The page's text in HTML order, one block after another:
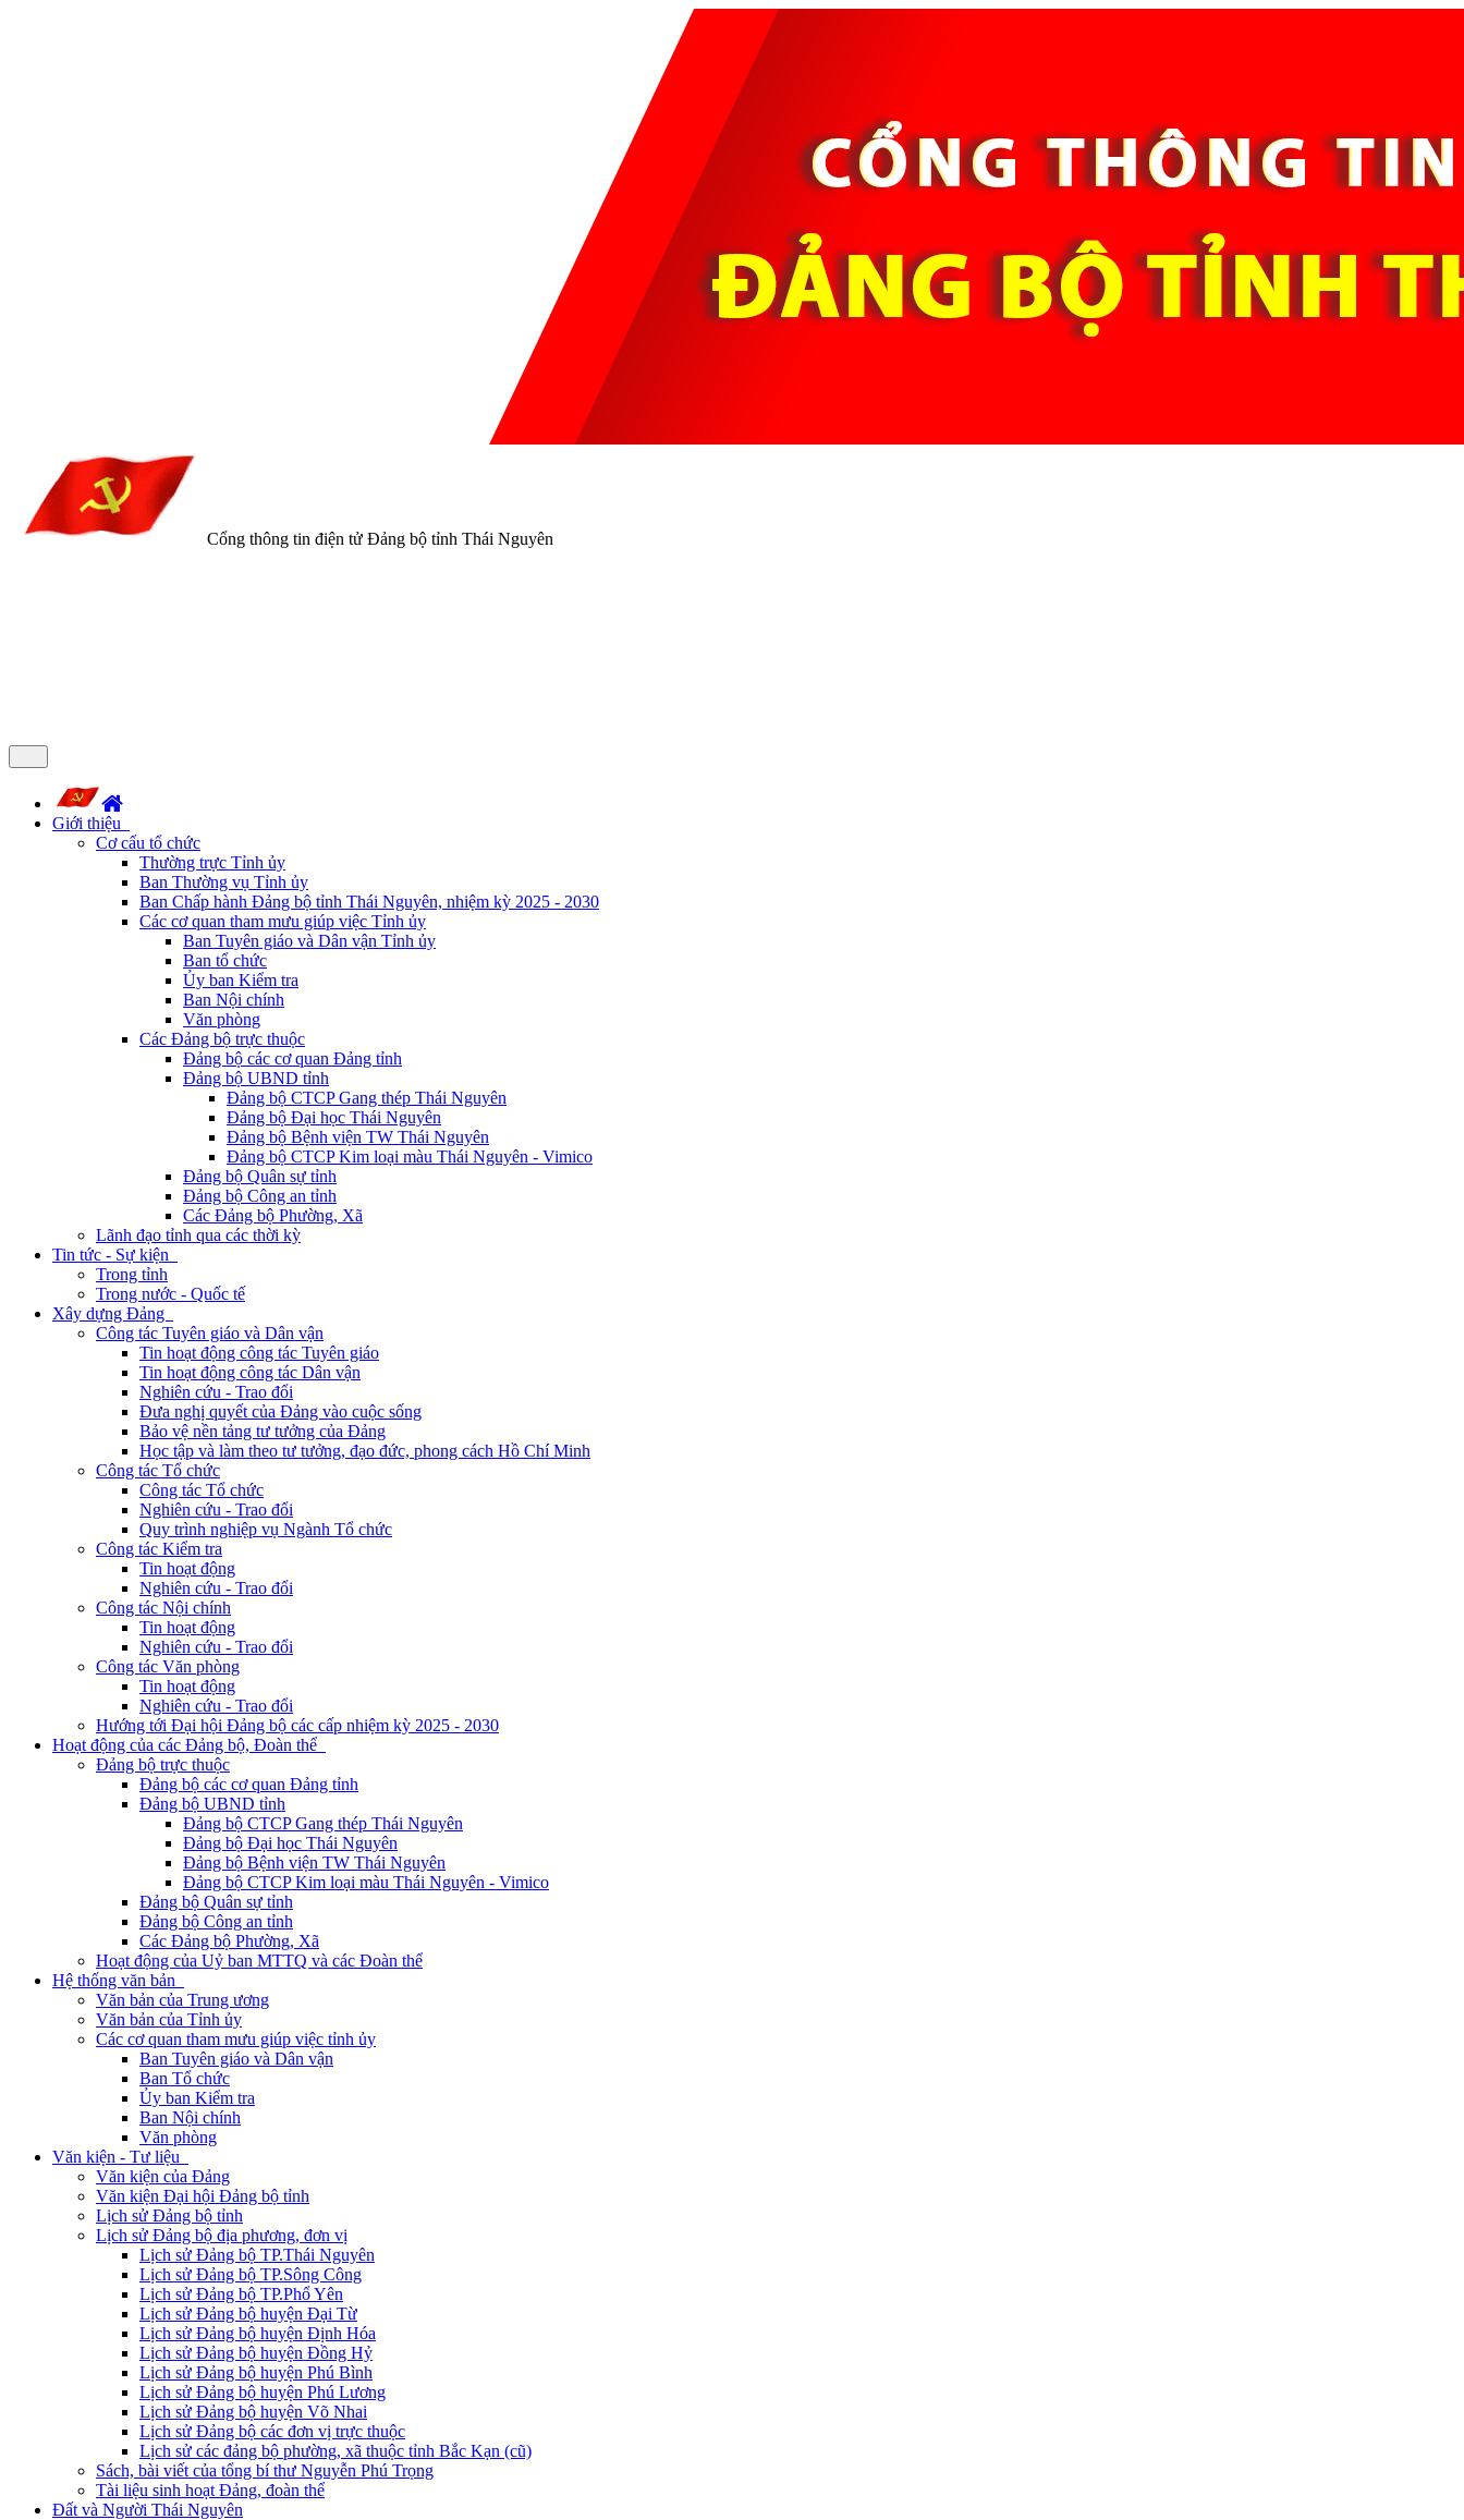
Cổng thông tin điện tử Đảng bộ tỉnh Thái Nguyên
Giới thiệu
Cơ cấu tổ chức
Thường trực Tỉnh ủy
Ban Thường vụ Tỉnh ủy
Ban Chấp hành Đảng bộ tỉnh Thái Nguyên, nhiệm kỳ 2025 - 2030
Các cơ quan tham mưu giúp việc Tỉnh ủy
Ban Tuyên giáo và Dân vận Tỉnh ủy
Ban tổ chức
Ủy ban Kiểm tra
Ban Nội chính
Văn phòng
Các Đảng bộ trực thuộc
Đảng bộ các cơ quan Đảng tỉnh
Đảng bộ UBND tỉnh
Đảng bộ CTCP Gang thép Thái Nguyên
Đảng bộ Đại học Thái Nguyên
Đảng bộ Bệnh viện TW Thái Nguyên
Đảng bộ CTCP Kim loại màu Thái Nguyên - Vimico
Đảng bộ Quân sự tỉnh
Đảng bộ Công an tỉnh
Các Đảng bộ Phường, Xã
Lãnh đạo tỉnh qua các thời kỳ
Tin tức - Sự kiện
Trong tỉnh
Trong nước - Quốc tế
Xây dựng Đảng
Công tác Tuyên giáo và Dân vận
Tin hoạt động công tác Tuyên giáo
Tin hoạt động công tác Dân vận
Nghiên cứu - Trao đổi
Đưa nghị quyết của Đảng vào cuộc sống
Bảo vệ nền tảng tư tưởng của Đảng
Học tập và làm theo tư tưởng, đạo đức, phong cách Hồ Chí Minh
Công tác Tổ chức
Công tác Tổ chức
Nghiên cứu - Trao đổi
Quy trình nghiệp vụ Ngành Tổ chức
Công tác Kiểm tra
Tin hoạt động
Nghiên cứu - Trao đổi
Công tác Nội chính
Tin hoạt động
Nghiên cứu - Trao đổi
Công tác Văn phòng
Tin hoạt động
Nghiên cứu - Trao đổi
Hướng tới Đại hội Đảng bộ các cấp nhiệm kỳ 2025 - 2030
Hoạt động của các Đảng bộ, Đoàn thể
Đảng bộ trực thuộc
Đảng bộ các cơ quan Đảng tỉnh
Đảng bộ UBND tỉnh
Đảng bộ CTCP Gang thép Thái Nguyên
Đảng bộ Đại học Thái Nguyên
Đảng bộ Bệnh viện TW Thái Nguyên
Đảng bộ CTCP Kim loại màu Thái Nguyên - Vimico
Đảng bộ Quân sự tỉnh
Đảng bộ Công an tỉnh
Các Đảng bộ Phường, Xã
Hoạt động của Uỷ ban MTTQ và các Đoàn thể
Hệ thống văn bản
Văn bản của Trung ương
Văn bản của Tỉnh ủy
Các cơ quan tham mưu giúp việc tỉnh ủy
Ban Tuyên giáo và Dân vận
Ban Tổ chức
Ủy ban Kiểm tra
Ban Nội chính
Văn phòng
Văn kiện - Tư liệu
Văn kiện của Đảng
Văn kiện Đại hội Đảng bộ tỉnh
Lịch sử Đảng bộ tỉnh
Lịch sử Đảng bộ địa phương, đơn vị
Lịch sử Đảng bộ TP.Thái Nguyên
Lịch sử Đảng bộ TP.Sông Công
Lịch sử Đảng bộ TP.Phổ Yên
Lịch sử Đảng bộ huyện Đại Từ
Lịch sử Đảng bộ huyện Định Hóa
Lịch sử Đảng bộ huyện Đồng Hỷ
Lịch sử Đảng bộ huyện Phú Bình
Lịch sử Đảng bộ huyện Phú Lương
Lịch sử Đảng bộ huyện Võ Nhai
Lịch sử Đảng bộ các đơn vị trực thuộc
Lịch sử các đảng bộ phường, xã thuộc tỉnh Bắc Kạn (cũ)
Sách, bài viết của tổng bí thư Nguyễn Phú Trọng
Tài liệu sinh hoạt Đảng, đoàn thể
Đất và Người Thái Nguyên